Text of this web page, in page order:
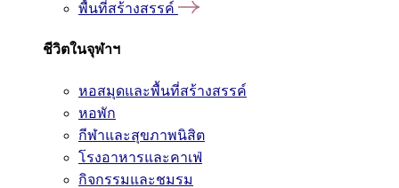
พื้นที่สร้างสรรค์
ชีวิตในจุฬาฯ
หอสมุดและพื้นที่สร้างสรรค์
หอพัก
กีฬาและสุขภาพนิสิต
โรงอาหารและคาเฟ่
กิจกรรมและชมรม